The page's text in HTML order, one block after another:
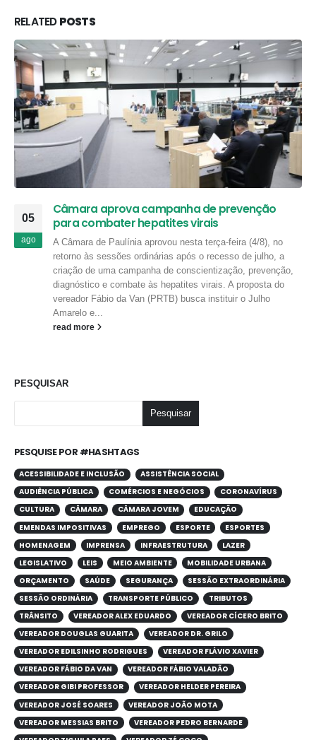
RELATEDPOSTS
05
ago
Câmara aprova campanha de prevenção
para combater hepatites virais
A Câmara de Paulínia aprovou nesta terça-feira (4/8), no
retorno às sessões ordinárias após o recesso de julho, a
criação de uma campanha de conscientização, prevenção,
diagnóstico e combate às hepatites virais. A proposta do
vereador Fábio da Van (PRTB) busca instituir o Julho
Amarelo e...
read more
PESQUISAR
Pesquisar
PESQUISE POR #HASHTAGS
ACESSIBILIDADE E INCLUSÃO
ASSISTÊNCIA SOCIAL
AUDIÊNCIA PÚBLICA
COMÉRCIOS E NEGÓCIOS
CORONAVÍRUS
CULTURA
CÂMARA CÂMARA JOVEM
EDUCAÇÃO
EMENDAS IMPOSITIVAS
EMPREGO ESPORTE
ESPORTES
HOMENAGEM
IMPRENSA INFRAESTRUTURA
LAZER
LEGISLATIVO
LEIS MEIO AMBIENTE
MOBILIDADE URBANA
ORÇAMENTO
SAÚDE SEGURANÇA
SESSÃO EXTRAORDINÁRIA
SESSÃO ORDINÁRIA
TRANSPORTE PÚBLICO
TRIBUTOS
TRÂNSITO
VEREADOR ALEX EDUARDO
VEREADOR CÍCERO BRITO
VEREADOR DOUGLAS GUARITA
VEREADOR DR. GRILO
VEREADOR EDILSINHO RODRIGUES
VEREADOR FLÁVIO XAVIER
VEREADOR FÁBIO DA VAN
VEREADOR FÁBIO VALADÃO
VEREADOR GIBI PROFESSOR
VEREADOR HELDER PEREIRA
VEREADOR JOSÉ SOARES
VEREADOR JOÃO MOTA
VEREADOR MESSIAS BRITO
VEREADOR PEDRO BERNARDE